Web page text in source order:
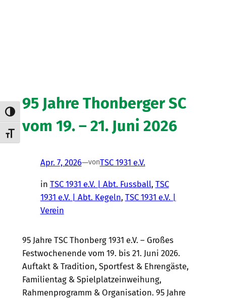
Umschalten auf hohe Kontraste
Schrift vergrößern
95 Jahre Thonberger SC
vom 19. – 21. Juni 2026
Apr. 7, 2026—vonTSC 1931 e.V.
in TSC 1931 e.V. | Abt. Fussball, TSC
1931 e.V. | Abt. Kegeln, TSC 1931 e.V. |
Verein
95 Jahre TSC Thonberg 1931 e.V. – Großes
Festwochenende vom 19. bis 21. Juni 2026.
Auftakt & Tradition, Sportfest & Ehrengäste,
Familientag & Spielplatzeinweihung,
Rahmenprogramm & Organisation. 95 Jahre